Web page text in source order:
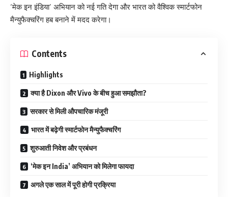
‘मेक इन इंडिया’ अभियान को नई गति देगा और भारत को वैश्विक स्मार्टफोन
मैन्युफैक्चरिंग हब बनाने में मदद करेगा।
Contents
Highlights
क्या है Dixon और Vivo के बीच हुआ समझौता?
सरकार से मिली औपचारिक मंजूरी
भारत में बढ़ेगी स्मार्टफोन मैन्युफैक्चरिंग
शुरुआती निवेश और प्रबंधन
‘मेक इन India’ अभियान को मिलेगा फायदा
अगले एक साल में पूरी होगी प्रक्रिया